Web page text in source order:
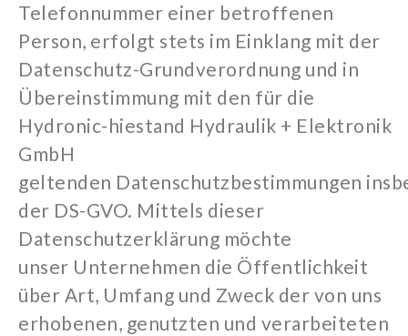
Telefonnummer einer betroffenen
Person, erfolgt stets im Einklang mit der
Datenschutz-Grundverordnung und in
Übereinstimmung mit den für die
Hydronic-hiestand Hydraulik + Elektronik
GmbH
geltenden Datenschutzbestimmungen
der DS-GVO. Mittels dieser
Datenschutzerklärung möchte
unser Unternehmen die Öffentlichkeit
über Art, Umfang und Zweck der von uns
erhobenen, genutzten und verarbeiteten